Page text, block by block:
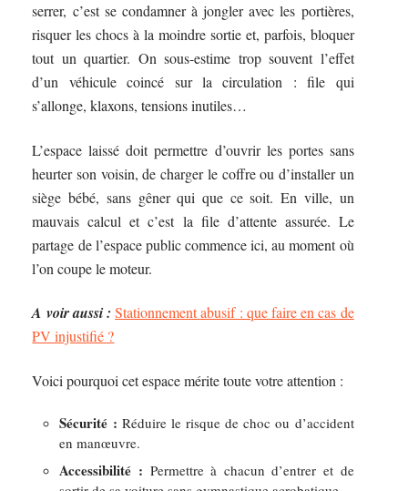
serrer, c’est se condamner à jongler avec les portières,
risquer les chocs à la moindre sortie et, parfois, bloquer
tout un quartier. On sous-estime trop souvent l’effet
d’un véhicule coincé sur la circulation : file qui
s’allonge, klaxons, tensions inutiles…
L’espace laissé doit permettre d’ouvrir les portes sans
heurter son voisin, de charger le coffre ou d’installer un
siège bébé, sans gêner qui que ce soit. En ville, un
mauvais calcul et c’est la file d’attente assurée. Le
partage de l’espace public commence ici, au moment où
l’on coupe le moteur.
A voir aussi : Stationnement abusif : que faire en cas de
PV injustifié ?
Voici pourquoi cet espace mérite toute votre attention :
Sécurité : Réduire le risque de choc ou d’accident
en manœuvre.
Accessibilité : Permettre à chacun d’entrer et de